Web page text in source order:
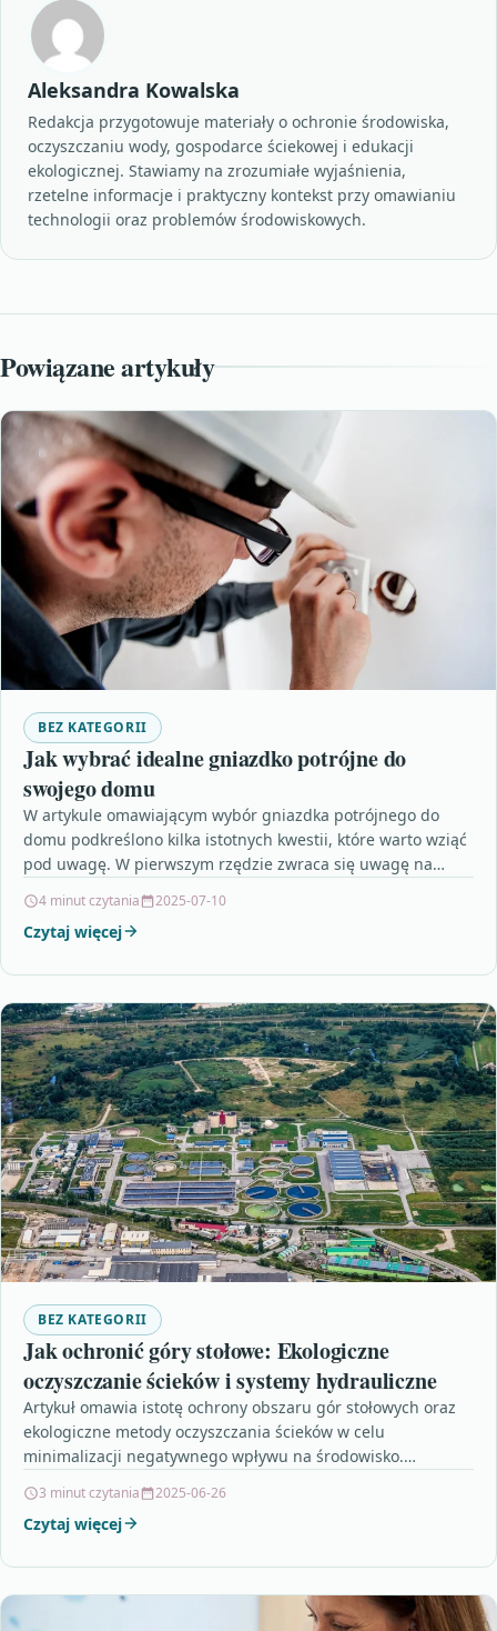
Aleksandra Kowalska
Redakcja przygotowuje materiały o ochronie środowiska,
oczyszczaniu wody, gospodarce ściekowej i edukacji
ekologicznej. Stawiamy na zrozumiałe wyjaśnienia,
rzetelne informacje i praktyczny kontekst przy omawianiu
technologii oraz problemów środowiskowych.
Powiązane artykuły
BEZ KATEGORII
Jak wybrać idealne gniazdko potrójne do
swojego domu
W artykule omawiającym wybór gniazdka potrójnego do
domu podkreślono kilka istotnych kwestii, które warto wziąć
pod uwagę. W pierwszym rzędzie zwraca się uwagę na…
4 minut czytania 2025-07-10
Czytaj więcej
BEZ KATEGORII
Jak ochronić góry stołowe: Ekologiczne
oczyszczanie ścieków i systemy hydrauliczne
Artykuł omawia istotę ochrony obszaru gór stołowych oraz
ekologiczne metody oczyszczania ścieków w celu
minimalizacji negatywnego wpływu na środowisko.
pozwalają…
3 minut czytania 2025-06-26
Czytaj więcej